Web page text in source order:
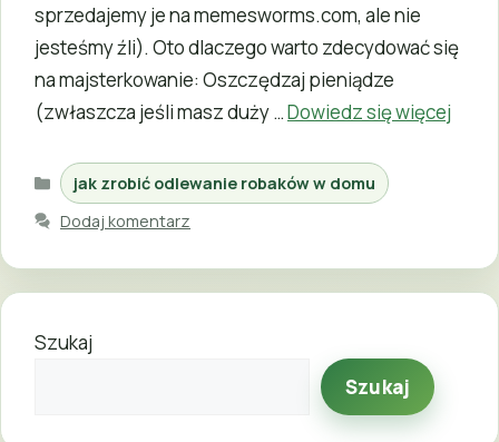
sprzedajemy je na memesworms.com, ale nie
jesteśmy źli). Oto dlaczego warto zdecydować się
na majsterkowanie: Oszczędzaj pieniądze
(zwłaszcza jeśli masz duży …Dowiedz się więcej
Kategorie
jak zrobić odlewanie robaków w domu
Dodaj komentarz
Szukaj
Szukaj